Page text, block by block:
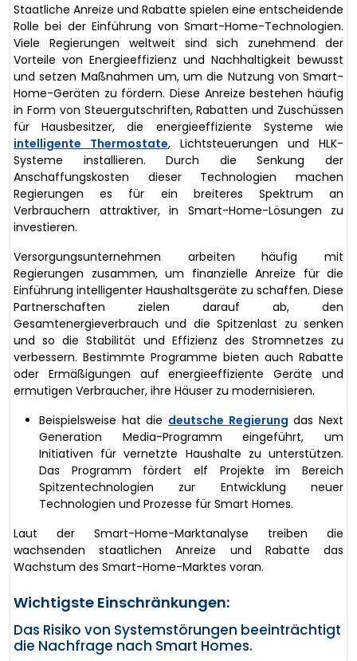
Staatliche Anreize und Rabatte spielen eine entscheidende
Rolle bei der Einführung von Smart-Home-Technologien.
Viele Regierungen weltweit sind sich zunehmend der
Vorteile von Energieeffizienz und Nachhaltigkeit bewusst
und setzen Maßnahmen um, um die Nutzung von Smart-
Home-Geräten zu fördern. Diese Anreize bestehen häufig
in Form von Steuergutschriften, Rabatten und Zuschüssen
für Hausbesitzer, die energieeffiziente Systeme wie
intelligente Thermostate, Lichtsteuerungen und HLK-
Systeme installieren. Durch die Senkung der
Anschaffungskosten dieser Technologien machen
Regierungen es für ein breiteres Spektrum an
Verbrauchern attraktiver, in Smart-Home-Lösungen zu
investieren.
Versorgungsunternehmen arbeiten häufig mit
Regierungen zusammen, um finanzielle Anreize für die
Einführung intelligenter Haushaltsgeräte zu schaffen. Diese
Partnerschaften zielen darauf ab, den
Gesamtenergieverbrauch und die Spitzenlast zu senken
und so die Stabilität und Effizienz des Stromnetzes zu
verbessern. Bestimmte Programme bieten auch Rabatte
oder Ermäßigungen auf energieeffiziente Geräte und
ermutigen Verbraucher, ihre Häuser zu modernisieren.
Beispielsweise hat die deutsche Regierung das Next
Generation Media-Programm eingeführt, um
Initiativen für vernetzte Haushalte zu unterstützen.
Das Programm fördert elf Projekte im Bereich
Spitzentechnologien zur Entwicklung neuer
Technologien und Prozesse für Smart Homes.
Laut der Smart-Home-Marktanalyse treiben die
wachsenden staatlichen Anreize und Rabatte das
Wachstum des Smart-Home-Marktes voran.
Wichtigste Einschränkungen:
Das Risiko von Systemstörungen beeinträchtigt
die Nachfrage nach Smart Homes.